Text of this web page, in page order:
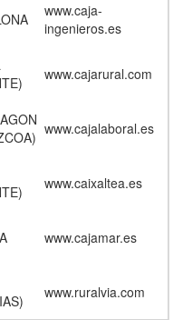
www.caja-
ingenieros.es
www.cajarural.com
www.cajalaboral.es
www.caixaltea.es
www.cajamar.es
www.ruralvia.com